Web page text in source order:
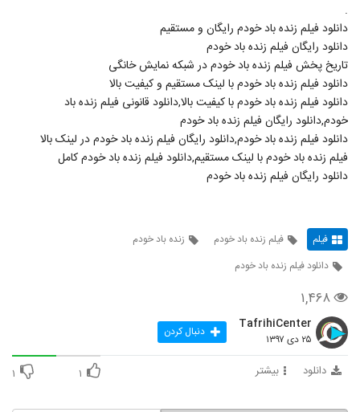
.
دانلود فیلم زنده باد خودم رایگان و مستقیم
دانلود رایگان فیلم زنده باد خودم
تاریخ پخش فیلم زنده باد خودم در شبکه نمایش خانگی
دانلود فیلم زنده باد خودم با لینک مستقیم و کیفیت بالا
دانلود فیلم زنده باد خودم با کیفیت بالا,دانلود قانونی فیلم زنده باد
خودم,دانلود رایگان فیلم زنده باد خودم
دانلود فیلم زنده باد خودم,دانلود رایگان فیلم زنده باد خودم در لینک بالا
فیلم زنده باد خودم با لینک مستقیم,دانلود فیلم زنده باد خودم کامل
دانلود رایگان فیلم زنده باد خودم
فیلم فیلم زنده باد خودم
زنده باد خودم
دانلود فیلم زنده باد خودم
۱,۴۶۸
TafrihiCenter
۲۵ دی ۱۳۹۷ دنبال کردن
دانلود بیشتر ۱ ۱